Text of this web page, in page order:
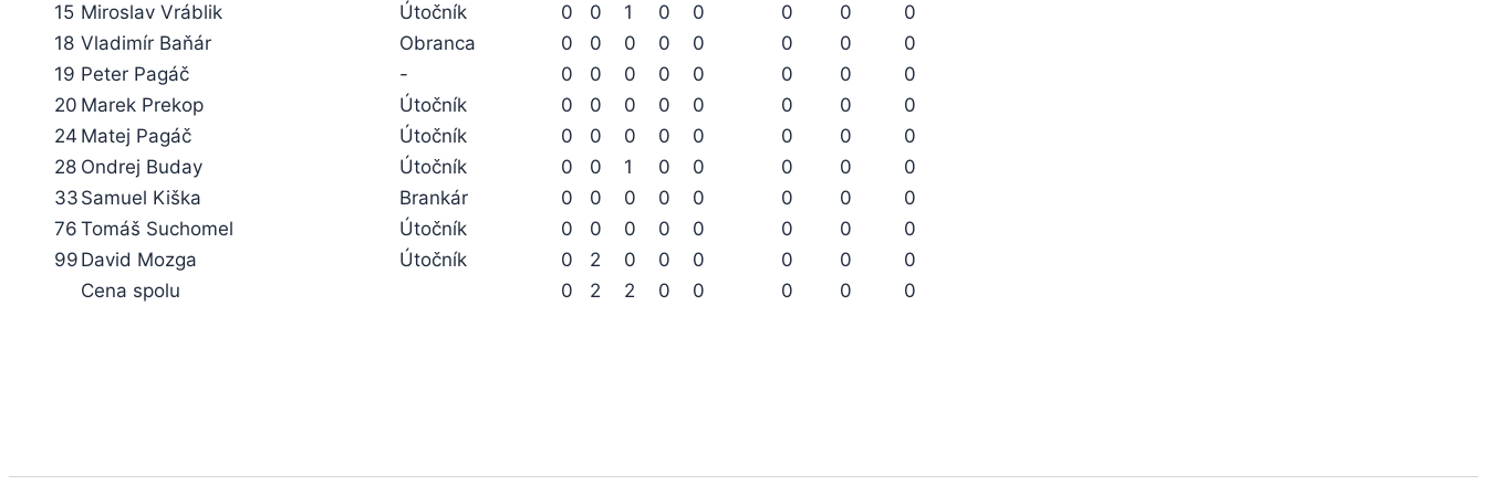
15 Miroslav Vráblik Útočník 0 0 1 0 0 0 0
0
18 Vladimír Baňár Obranca 0 0 0 0 0 0 0
0
19 Peter Pagáč - 0 0 0 0 0 0 0
0
20 Marek Prekop Útočník 0 0 0 0 0 0 0
0
24 Matej Pagáč Útočník 0 0 0 0 0 0 0
0
28 Ondrej Buday Útočník 0 0 1 0 0 0 0
0
33 Samuel Kiška Brankár 0 0 0 0 0 0 0
0
76 Tomáš Suchomel Útočník 0 0 0 0 0 0 0
0
99 David Mozga Útočník 0 2 0 0 0 0 0
0
Cena spolu
0 2 2 0 0 0 0 0